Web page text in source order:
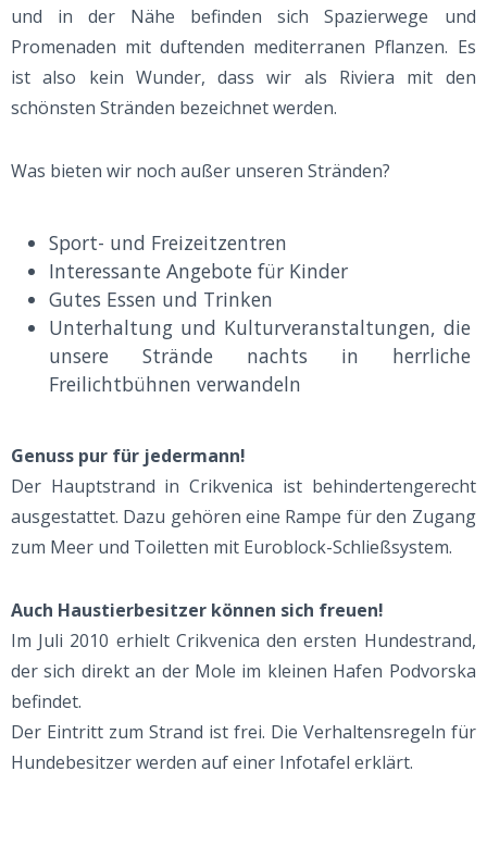
und in der Nähe befinden sich Spazierwege und
Promenaden mit duftenden mediterranen Pflanzen. Es
ist also kein Wunder, dass wir als Riviera mit den
schönsten Stränden bezeichnet werden.
Was bieten wir noch außer unseren Stränden?
Sport- und Freizeitzentren
Interessante Angebote für Kinder
Gutes Essen und Trinken
Unterhaltung und Kulturveranstaltungen, die
unsere Strände nachts in herrliche
Freilichtbühnen verwandeln
Genuss pur für jedermann!
Der Hauptstrand in Crikvenica ist behindertengerecht
ausgestattet. Dazu gehören eine Rampe für den Zugang
zum Meer und Toiletten mit Euroblock-Schließsystem.
Auch Haustierbesitzer können sich freuen!
Im Juli 2010 erhielt Crikvenica den ersten Hundestrand,
der sich direkt an der Mole im kleinen Hafen Podvorska
befindet.
Der Eintritt zum Strand ist frei. Die Verhaltensregeln für
Hundebesitzer werden auf einer Infotafel erklärt.